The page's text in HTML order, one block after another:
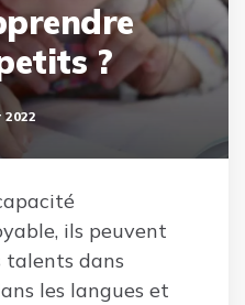
?
2022
ils peuvent
talents dans
les langues et